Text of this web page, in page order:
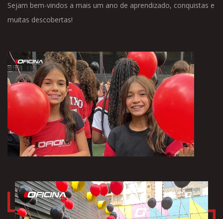
Sejam bem-vindos a mais um ano de aprendizado, conquistas e
muitas descobertas!